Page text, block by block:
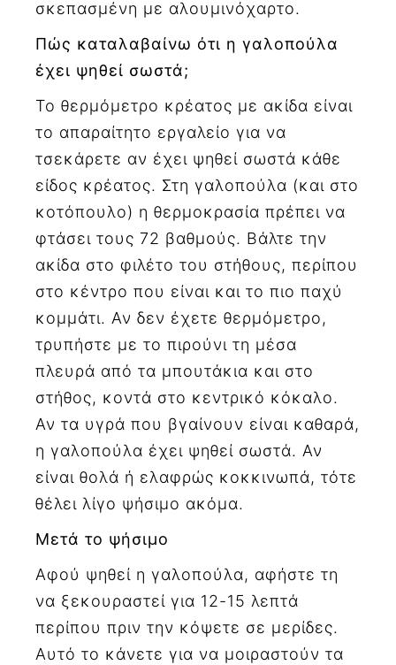
σκεπασμένη με αλουμινόχαρτο.
Πώς καταλαβαίνω ότι η γαλοπούλα
έχει ψηθεί σωστά;
Το θερμόμετρο κρέατος με ακίδα είναι
το απαραίτητο εργαλείο για να
τσεκάρετε αν έχει ψηθεί σωστά κάθε
είδος κρέατος. Στη γαλοπούλα (και στο
κοτόπουλο) η θερμοκρασία πρέπει να
φτάσει τους 72 βαθμούς. Βάλτε την
ακίδα στο φιλέτο του στήθους, περίπου
στο κέντρο που είναι και το πιο παχύ
κομμάτι. Αν δεν έχετε θερμόμετρο,
τρυπήστε με το πιρούνι τη μέσα
πλευρά από τα μπουτάκια και στο
στήθος, κοντά στο κεντρικό κόκαλο.
Αν τα υγρά που βγαίνουν είναι καθαρά,
η γαλοπούλα έχει ψηθεί σωστά. Αν
είναι θολά ή ελαφρώς κοκκινωπά, τότε
θέλει λίγο ψήσιμο ακόμα.
Μετά το ψήσιμο
Αφού ψηθεί η γαλοπούλα, αφήστε τη
να ξεκουραστεί για 12-15 λεπτά
περίπου πριν την κόψετε σε μερίδες.
Αυτό το κάνετε για να μοιραστούν τα